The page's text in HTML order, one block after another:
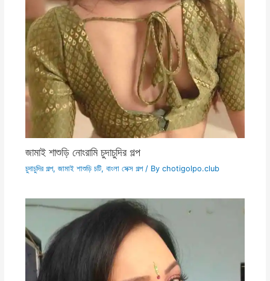
জামাই শাশুড়ি নোংরামি চুদাচুদির গল্প
চুদাচুদির গল্প, জামাই শাশুড়ি চটি, বাংলা সেক্স গল্প/ By chotigolpo.club